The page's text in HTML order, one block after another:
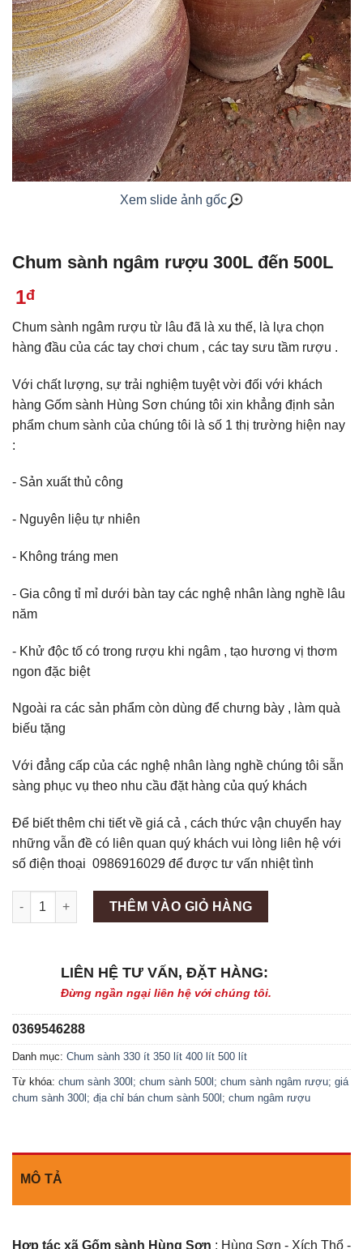
Xem slide ảnh gốc
Chum sành ngâm rượu 300L đến 500L
1đ
Chum sành ngâm rượu từ lâu đã là xu thế, là lựa chọn
hàng đầu của các tay chơi chum , các tay sưu tầm rượu .
Với chất lượng, sự trải nghiệm tuyệt vời đối với khách
hàng Gốm sành Hùng Sơn chúng tôi xin khẳng định sản
phẩm chum sành của chúng tôi là số 1 thị trường hiện nay
:
- Sản xuất thủ công
- Nguyên liệu tự nhiên
- Không tráng men
- Gia công tỉ mỉ dưới bàn tay các nghệ nhân làng nghề lâu
năm
- Khử độc tố có trong rượu khi ngâm , tạo hương vị thơm
ngon đặc biệt
Ngoài ra các sản phẩm còn dùng để chưng bày , làm quà
biếu tặng
Với đẳng cấp của các nghệ nhân làng nghề chúng tôi sẵn
sàng phục vụ theo nhu cầu đặt hàng của quý khách
Để biết thêm chi tiết về giá cả , cách thức vận chuyển hay
những vẫn đề có liên quan quý khách vui lòng liên hệ với
số điện thoại 0986916029 để được tư vấn nhiệt tình
Máy làm đá viên Scotsman NW458AS số lượng
THÊM VÀO GIỎ HÀNG
LIÊN HỆ TƯ VẤN, ĐẶT HÀNG:
Đừng ngần ngại liên hệ với chúng tôi.
0369546288
Danh mục: Chum sành 330 ít 350 lít 400 lít 500 lít
Từ khóa: chum sành 300l; chum sành 500l; chum sành ngâm rượu; giá
chum sành 300l; địa chỉ bán chum sành 500l; chum ngâm rượu
MÔ TẢ
Hợp tác xã Gốm sành Hùng Sơn : Hùng Sơn - Xích Thổ -